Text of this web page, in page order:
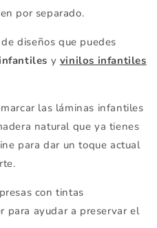
por separado.
diseños que puedes
y vinilos infantiles
las láminas infantiles
natural que ya tienes
para dar un toque actual
con tintas
para ayudar a preservar el